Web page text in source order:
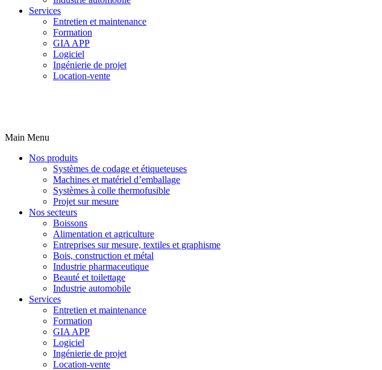
Services
Entretien et maintenance
Formation
GIA APP
Logiciel
Ingénierie de projet
Location-vente
Main Menu
Nos produits
Systèmes de codage et étiqueteuses
Machines et matériel d’emballage
Systèmes à colle thermofusible
Projet sur mesure
Nos secteurs
Boissons
Alimentation et agriculture
Entreprises sur mesure, textiles et graphisme
Bois, construction et métal
Industrie pharmaceutique
Beauté et toilettage
Industrie automobile
Services
Entretien et maintenance
Formation
GIA APP
Logiciel
Ingénierie de projet
Location-vente